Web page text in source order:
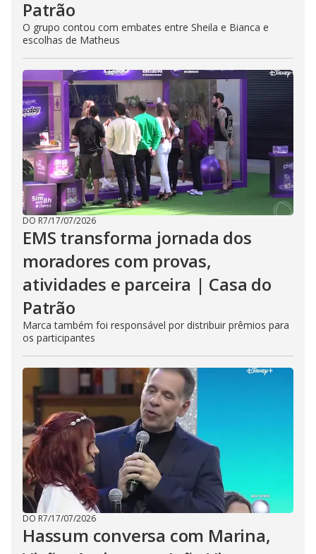
Patrão
O grupo contou com embates entre Sheila e Bianca e
escolhas de Matheus
DO R7/17/07/2026
EMS transforma jornada dos
moradores com provas,
atividades e parceira | Casa do
Patrão
Marca também foi responsável por distribuir prêmios para
os participantes
DO R7/17/07/2026
Hassum conversa com Marina,